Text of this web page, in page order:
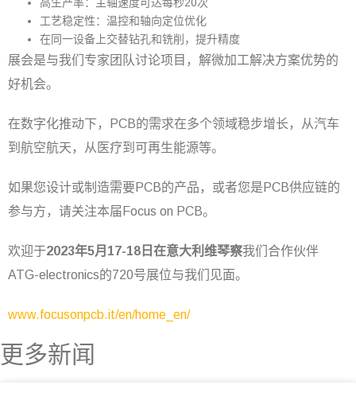
工艺稳定性：温控和轴向定位优化
在同一设备上交替钻孔和铣削，提升精度
展会是与我们专家团队讨论项目，解微加工解决方案优势的
好机会。
在数字化推动下，PCB的需求在多个领域稳步增长，从汽车
到航空航天，从医疗到可再生能源等。
如果您设计或制造需要PCB的产品，或者您是PCB供应链的
参与方，请关注本届Focus on PCB。
欢迎于2023年5月17-18日在意大利维琴察我们合作伙伴
ATG-electronics的720号展位与我们见面。
www.focusonpcb.it/en/home_en/
更多新闻